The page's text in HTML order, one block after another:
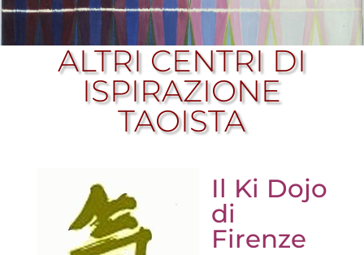
ALTRI CENTRI DI
ISPIRAZIONE
TAOISTA
Il Ki Dojo
di
Firenze